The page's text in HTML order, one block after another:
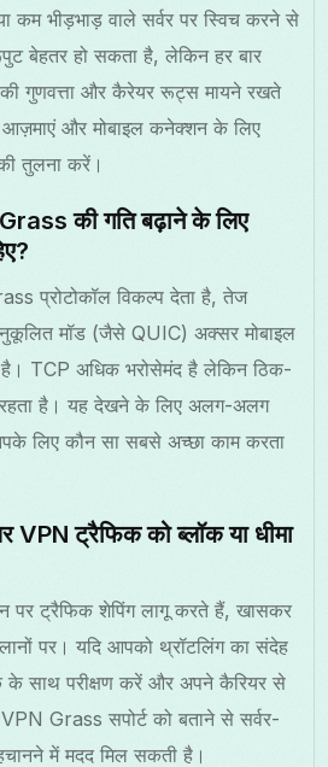
कम भीड़भाड़ वाले सर्वर पर स्विच करने से
बेहतर हो सकता है, लेकिन हर बार
की गुणवत्ता और कैरेयर रूट्स मायने रखते
और मोबाइल कनेक्शन के लिए
तुलना करें।
की गति बढ़ाने के लिए
प्रोटोकॉल विकल्प देता है, तेज
मॉड (जैसे QUIC) अक्सर मोबाइल
TCP अधिक भरोसेमंद है लेकिन ठिक-
रहता है। यह देखने के लिए अलग-अलग
लिए कौन सा सबसे अच्छा काम करता
VPN ट्रैफिक को ब्लॉक या धीमा
पर ट्रैफिक शेपिंग लागू करते हैं, खासकर
पर। यदि आपको थ्रॉटलिंग का संदेह
के साथ परीक्षण करें और अपने कैरियर से
Grass सपोर्ट को बताने से सर्वर-
में मदद मिल सकती है।